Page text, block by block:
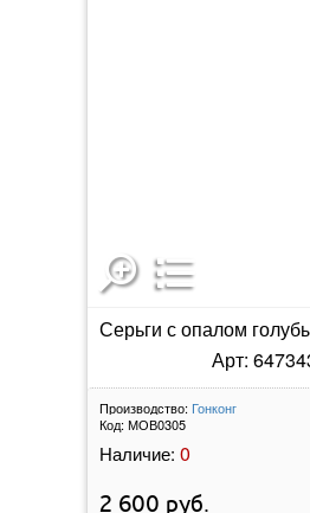
Серьги с опалом
Арт:
Производство: Гонконг
Код: МОВ0305
Наличие: 0
2 600 руб.